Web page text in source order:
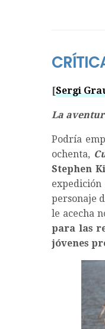
[Sergi
La
Podría
ochenta,
Stephen
personaje
le acecha
para las
jóvenes